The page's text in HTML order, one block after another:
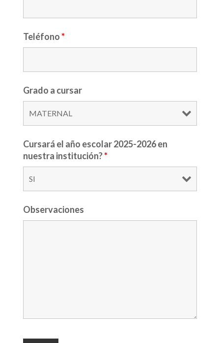
Teléfono*
Grado a cursar
Cursará el año escolar 2025-2026 en
nuestra institución?*
Observaciones